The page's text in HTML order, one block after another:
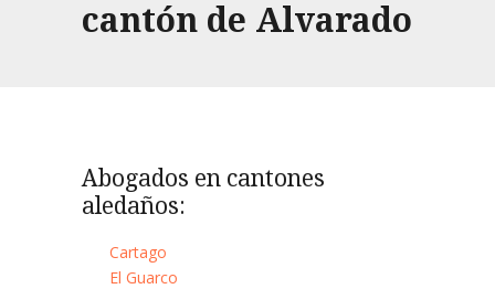
cantón de Alvarado
Abogados en cantones
aledaños:
Cartago
El Guarco